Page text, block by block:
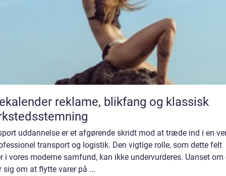
reklame, blikfang og klassisk
uddannelse er et afgørende skridt mod at træde ind i en
transport og logistik. Den vigtige rolle, som dette felt
i vores moderne samfund, kan ikke undervurderes. Uanset om
sig om at flytte varer på ...